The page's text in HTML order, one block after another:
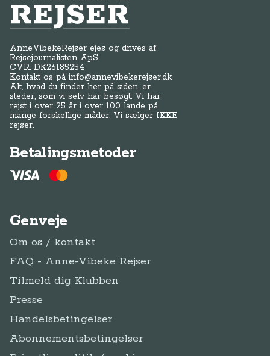
Anne-Vibeke Rejser
AnneVibekeRejser ejes og drives af
Rejsejournalisten ApS
CVR: DK26185254
Kontakt os påinfo@annevibekerejser.dk
Alt, hvad du finder her på siden, er
steder, som vi selv har besøgt. Vi har
rejst i over 25 år i over 100 lande på
mange forskellige måder. Vi sælger IKKE
rejser.
Betalingsmetoder
Genveje
Om os / kontakt
FAQ - Anne-Vibeke Rejser
Tilmeld dig Klubben
Presse
Handelsbetingelser
Abonnementsbetingelser